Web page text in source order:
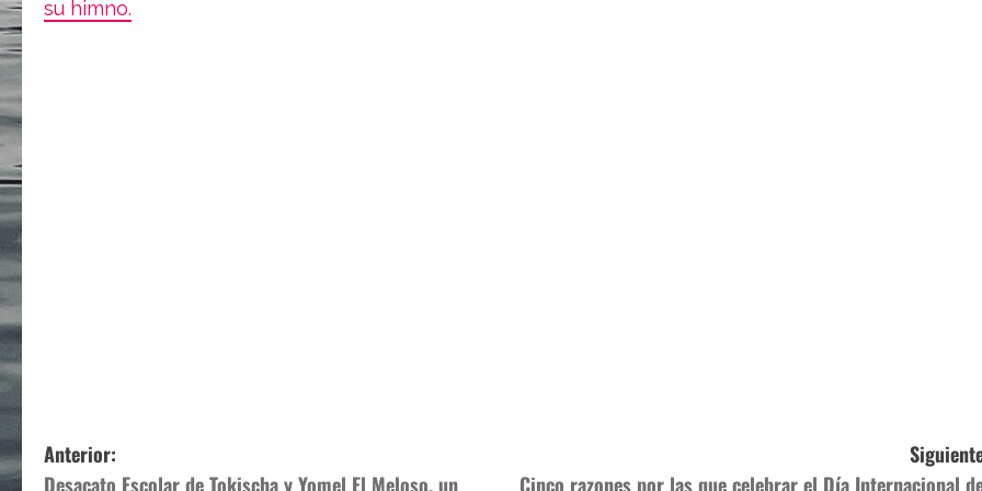
su himno.
N
Anterior:
Desacato Escolar de Tokischa y Yomel El Meloso, un
Cinco razones por las que celebrar el Día Internacional